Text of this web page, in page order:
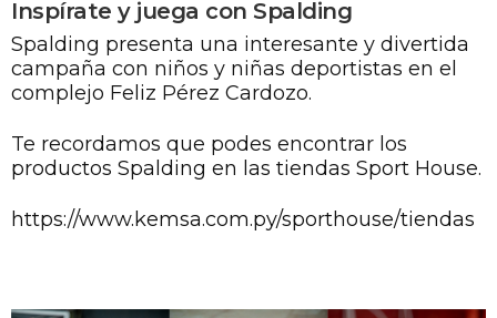
Inspírate y juega con Spalding
Spalding presenta una interesante y divertida
campaña con niños y niñas deportistas en el
complejo Feliz Pérez Cardozo.
Te recordamos que podes encontrar los
productos Spalding en las tiendas Sport House.
https://www.kemsa.com.py/sporthouse/tiendas